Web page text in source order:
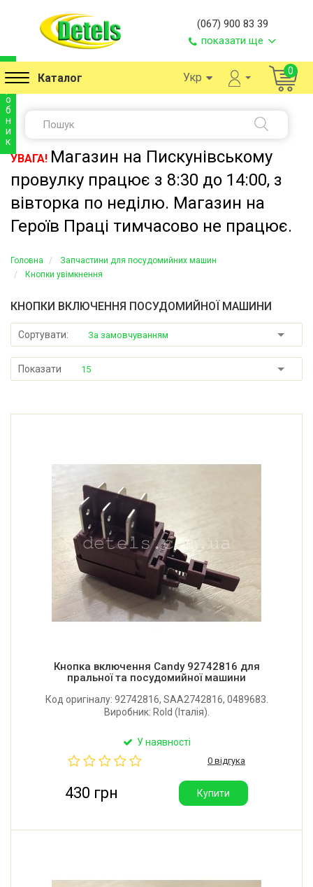
(067) 900 83 39
показати ще
Каталог Укр 0
УВАГА! Магазин на Пискунівському
провулку працює з 8:30 до 14:00, з
вівторка по неділю. Магазин на
Героїв Праці тимчасово не працює.
Головна
Запчастини для посудомийних машин
Кнопки увімкнення
КНОПКИ ВКЛЮЧЕННЯ ПОСУДОМИЙНОЇ МАШИНИ
Сортувати: За замовчуванням
Показати 15
и
о
б
н
и
к
Кнопка включення Candy 92742816 для
пральної та посудомийної машини
Код оригіналу: 92742816, SAA2742816, 0489683.
Виробник: Rold (Італія).
У наявності
0 відгука
430 грн Купити